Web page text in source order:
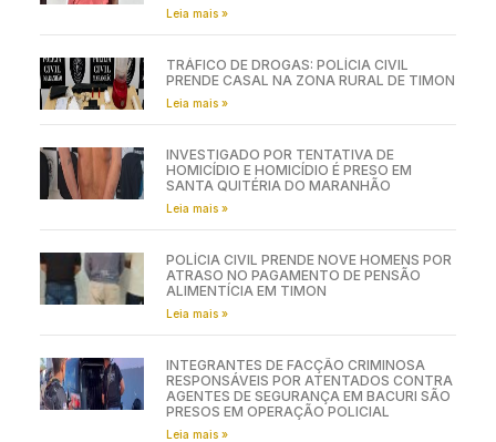
Leia mais »
TRÁFICO DE DROGAS: POLÍCIA CIVIL
PRENDE CASAL NA ZONA RURAL DE TIMON
Leia mais »
INVESTIGADO POR TENTATIVA DE
HOMICÍDIO E HOMICÍDIO É PRESO EM
SANTA QUITÉRIA DO MARANHÃO
Leia mais »
POLÍCIA CIVIL PRENDE NOVE HOMENS POR
ATRASO NO PAGAMENTO DE PENSÃO
ALIMENTÍCIA EM TIMON
Leia mais »
INTEGRANTES DE FACÇÃO CRIMINOSA
RESPONSÁVEIS POR ATENTADOS CONTRA
AGENTES DE SEGURANÇA EM BACURI SÃO
PRESOS EM OPERAÇÃO POLICIAL
Leia mais »